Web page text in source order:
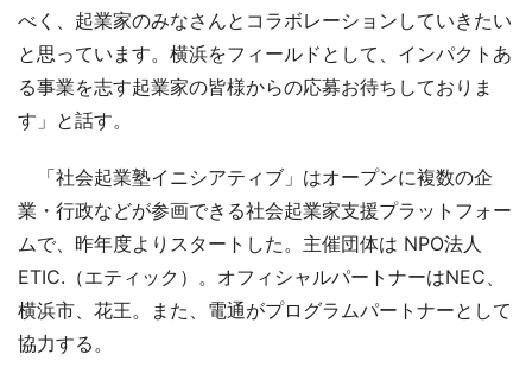
べく、起業家のみなさんとコラボレーションしていきたい
と思っています。横浜をフィールドとして、インパクトあ
る事業を志す起業家の皆様からの応募お待ちしておりま
す」と話す。
「社会起業塾イニシアティブ」はオープンに複数の企
業・行政などが参画できる社会起業家支援プラットフォー
ムで、昨年度よりスタートした。主催団体は NPO法人
ETIC.（エティック）。オフィシャルパートナーはNEC、
横浜市、花王。また、電通がプログラムパートナーとして
協力する。